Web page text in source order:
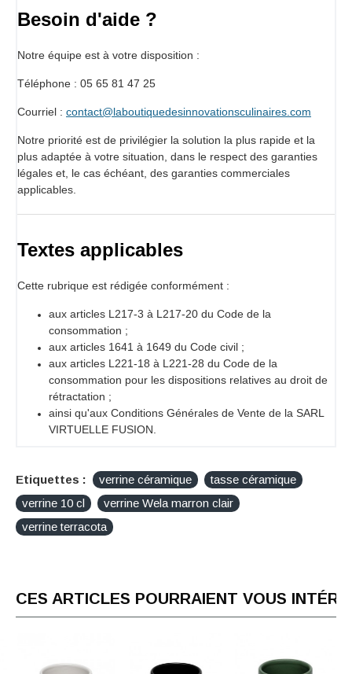
Besoin d'aide ?
Notre équipe est à votre disposition :
Téléphone : 05 65 81 47 25
Courriel : contact@laboutiquedesinnovationsculinaires.com
Notre priorité est de privilégier la solution la plus rapide et la
plus adaptée à votre situation, dans le respect des garanties
légales et, le cas échéant, des garanties commerciales
applicables.
Textes applicables
Cette rubrique est rédigée conformément :
aux articles L217-3 à L217-20 du Code de la
consommation ;
aux articles 1641 à 1649 du Code civil ;
aux articles L221-18 à L221-28 du Code de la
consommation pour les dispositions relatives au droit de
rétractation ;
ainsi qu'aux Conditions Générales de Vente de la SARL
VIRTUELLE FUSION.
Etiquettes : verrine céramique
tasse céramique
verrine 10 cl
verrine Wela marron clair
verrine terracota
CES ARTICLES POURRAIENT VOUS